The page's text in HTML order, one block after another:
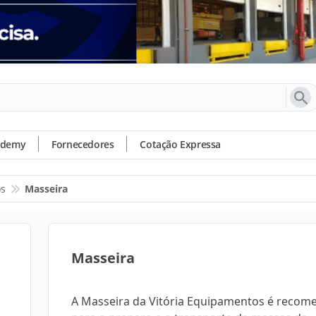
Fornecedores Cotação Expressa
Masseira
Masseira
A Masseira da Vitória Equipamentos é